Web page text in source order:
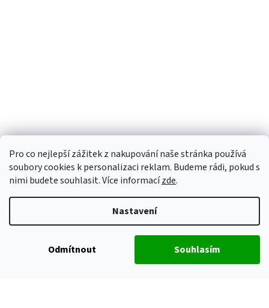
Pro co nejlepší zážitek z nakupování naše stránka používá
soubory cookies k personalizaci reklam. Budeme rádi, pokud s
nimi budete souhlasit. Více informacízde.
Nastavení
Odmítnout Souhlasím